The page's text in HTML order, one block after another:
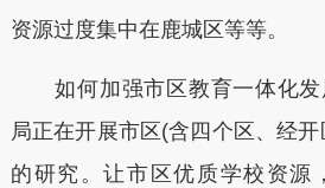
资源过度集中在鹿城区等等。
如何加强市区教育一体化发
局正在开展市区(含四个区、经
的研究。让市区优质学校资源